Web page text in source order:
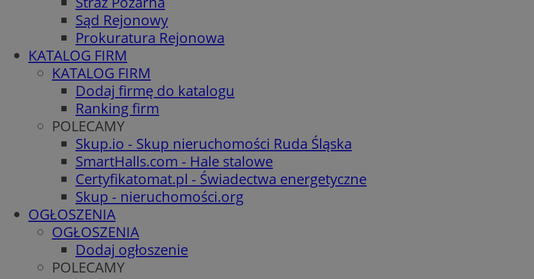
Sąd Rejonowy
Prokuratura Rejonowa
KATALOG FIRM
KATALOG FIRM
Dodaj firmę do katalogu
Ranking firm
POLECAMY
Skup.io - Skup nieruchomości Ruda Śląska
SmartHalls.com - Hale stalowe
Certyfikatomat.pl - Świadectwa energetyczne
Skup - nieruchomości.org
OGŁOSZENIA
OGŁOSZENIA
Dodaj ogłoszenie
POLECAMY